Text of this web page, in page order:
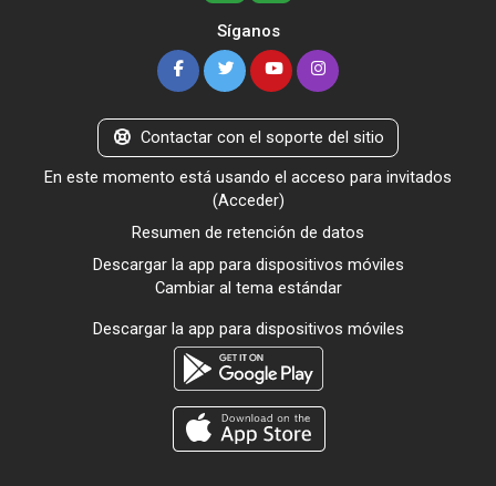
Síganos
Contactar con el soporte del sitio
En este momento está usando el acceso para invitados
(Acceder)
Resumen de retención de datos
Descargar la app para dispositivos móviles
Cambiar al tema estándar
Descargar la app para dispositivos móviles